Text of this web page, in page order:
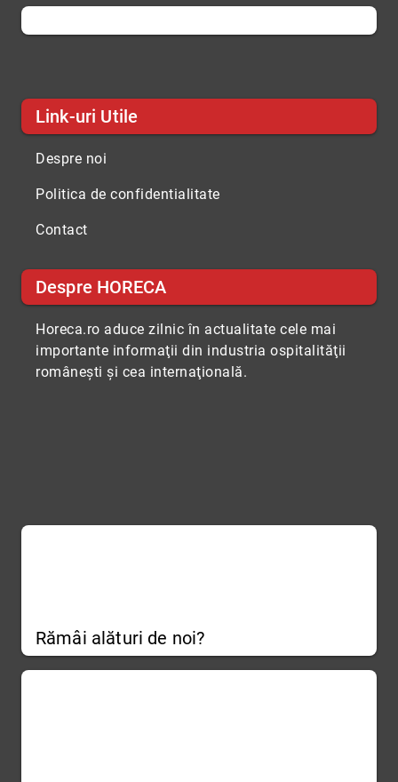
Link-uri Utile
Despre noi
Politica de confidentialitate
Contact
Despre HORECA
Horeca.ro aduce zilnic în actualitate cele mai
importante informaţii din industria ospitalităţii
româneşti şi cea internaţională.
Rămâi alături de noi?